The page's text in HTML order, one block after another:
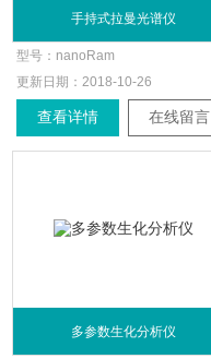
手持式拉曼光谱仪
型号： nanoRam
更新日期： 2018-10-26
查看详情 在线留言
多参数生化分析仪